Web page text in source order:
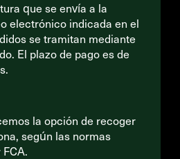
que se envía a la
electrónico indicada en el
se tramitan mediante
El plazo de pago es de
la opción de recoger
según las normas